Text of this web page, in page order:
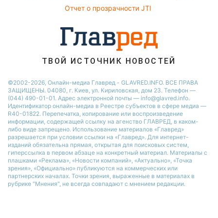
Новости Днепра
Отчет о прозрачности JTI
ТВОЙ ИСТОЧНИК НОВОСТЕЙ
©2002-2026, Онлайн-медиа Главред - GLAVRED.INFO. ВСЕ ПРАВА
ЗАЩИЩЕНЫ. 04080, г. Киев, ул. Кириловская, дом 23. Телефон —
(044) 490-01-01. Адрес электронной почты — info@glavred.info.
Идентификатор онлайн-медиа в Реестре cубъектов в сфере медиа —
R40-01822. Перепечатка, копирование или воспроизведение
информации, содержащей ссылку на агенство ГЛАВРЕД, в каком-
либо виде запрещено. Использование материалов «Главред»
разрешается при условии ссылки на «Главред». Для интернет-
изданий обязательна прямая, открытая для поисковых систем,
гиперссылка в первом абзаце на конкретный материал. Материалы с
плашками «Реклама», «Новости компаний», «Актуально», «Точка
зрения», «Официально» публикуются на коммерческих или
партнерских началах. Точки зрения, выраженные в материалах в
рубрике "Мнения", не всегда совпадают с мнением редакции.